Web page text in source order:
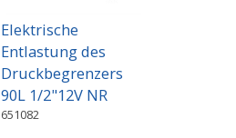
Elektrische
Entlastung des
Druckbegrenzers
90L 1/2"12V NR
651082